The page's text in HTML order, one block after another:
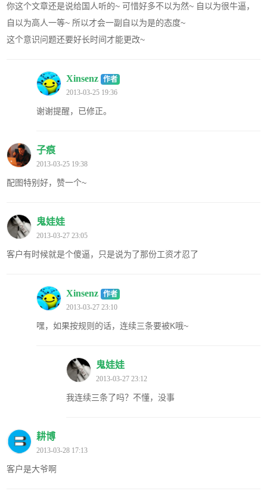
你这个文章还是说给国人听的~ 可惜好多不以为然~ 自以为很牛逼，
自以为高人一等~ 所以才会一副自以为是的态度~
这个意识问题还要好长时间才能更改~
Xinsenz 作者
2013-03-25 19:36
谢谢提醒，已修正。
子痕
2013-03-25 19:38
配图特别好，赞一个~
鬼娃娃
2013-03-27 23:05
客户有时候就是个傻逼，只是说为了那份工资才忍了
Xinsenz 作者
2013-03-27 23:10
嘿，如果按规则的话，连续三条要被K哦~
鬼娃娃
2013-03-27 23:12
我连续三条了吗？不懂，没事
耕博
2013-03-28 17:13
客户是大爷啊